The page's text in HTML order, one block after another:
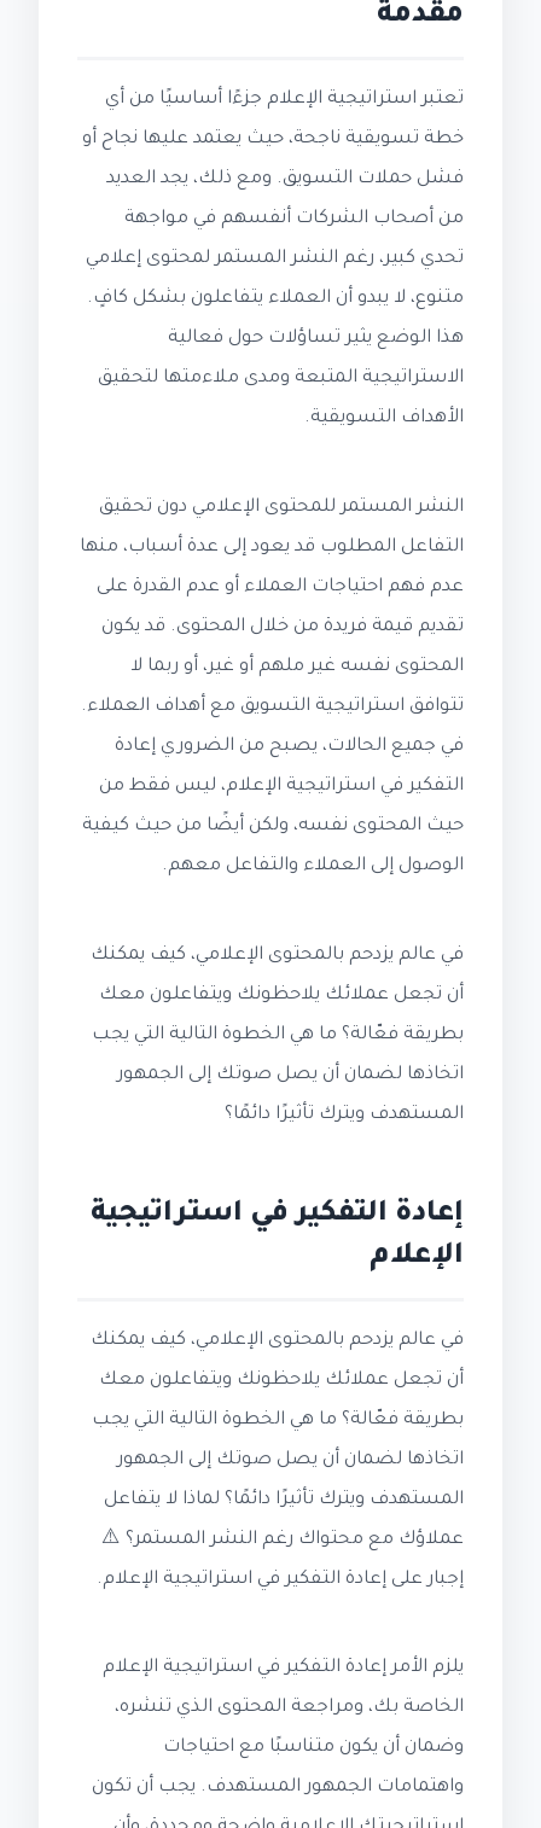
مقدمة
تعتبر استراتيجية الإعلام جزءًا أساسيًا من أي
خطة تسويقية ناجحة، حيث يعتمد عليها نجاح أو
فشل حملات التسويق. ومع ذلك، يجد العديد
من أصحاب الشركات أنفسهم في مواجهة
تحدي كبير، رغم النشر المستمر لمحتوى إعلامي
متنوع، لا يبدو أن العملاء يتفاعلون بشكل كافٍ.
هذا الوضع يثير تساؤلات حول فعالية
الاستراتيجية المتبعة ومدى ملاءمتها لتحقيق
الأهداف التسويقية.
النشر المستمر للمحتوى الإعلامي دون تحقيق
التفاعل المطلوب قد يعود إلى عدة أسباب، منها
عدم فهم احتياجات العملاء أو عدم القدرة على
تقديم قيمة فريدة من خلال المحتوى. قد يكون
المحتوى نفسه غير ملهم أو غير، أو ربما لا
تتوافق استراتيجية التسويق مع أهداف العملاء.
في جميع الحالات، يصبح من الضروري إعادة
التفكير في استراتيجية الإعلام، ليس فقط من
حيث المحتوى نفسه، ولكن أيضًا من حيث كيفية
الوصول إلى العملاء والتفاعل معهم.
في عالم يزدحم بالمحتوى الإعلامي، كيف يمكنك
أن تجعل عملائك يلاحظونك ويتفاعلون معك
بطريقة فعّالة؟ ما هي الخطوة التالية التي يجب
اتخاذها لضمان أن يصل صوتك إلى الجمهور
المستهدف ويترك تأثيرًا دائمًا؟
إعادة التفكير في استراتيجية
الإعلام
في عالم يزدحم بالمحتوى الإعلامي، كيف يمكنك
أن تجعل عملائك يلاحظونك ويتفاعلون معك
بطريقة فعّالة؟ ما هي الخطوة التالية التي يجب
اتخاذها لضمان أن يصل صوتك إلى الجمهور
المستهدف ويترك تأثيرًا دائمًا؟ لماذا لا يتفاعل
عملاؤك مع محتواك رغم النشر المستمر؟ ⚠️
إجبار على إعادة التفكير في استراتيجية الإعلام.
يلزم الأمر إعادة التفكير في استراتيجية الإعلام
الخاصة بك، ومراجعة المحتوى الذي تنشره،
وضمان أن يكون متناسبًا مع احتياجات
واهتمامات الجمهور المستهدف. يجب أن تكون